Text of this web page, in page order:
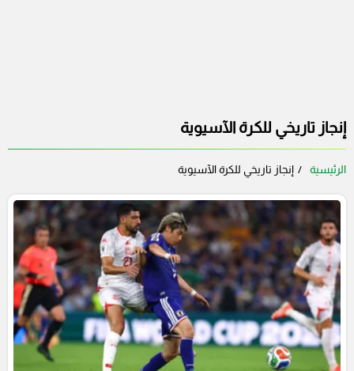
إنجاز تاريخي للكرة الآسيوية
الرئيسية إنجاز تاريخي للكرة الآسيوية